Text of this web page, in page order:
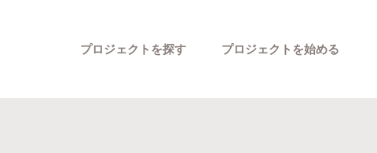
プロジェクトを探す プロジェクトを始める